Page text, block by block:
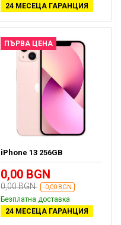
24 МЕСЕЦА ГАРАНЦИЯ
ПЪРВА ЦЕНА
iPhone 13 256GB
0,00 BGN
0,00 BGN -0,00 BGN
Безплатна доставка
24 МЕСЕЦА ГАРАНЦИЯ